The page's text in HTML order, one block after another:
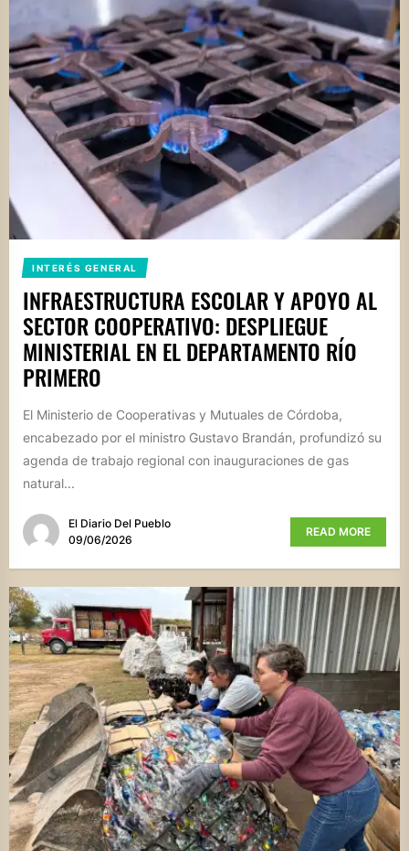
INTERÉS GENERAL
INFRAESTRUCTURA ESCOLAR Y APOYO AL
SECTOR COOPERATIVO: DESPLIEGUE
MINISTERIAL EN EL DEPARTAMENTO RÍO
PRIMERO
El Ministerio de Cooperativas y Mutuales de Córdoba,
encabezado por el ministro Gustavo Brandán, profundizó su
agenda de trabajo regional con inauguraciones de gas
natural...
El Diario Del Pueblo
09/06/2026
READ MORE